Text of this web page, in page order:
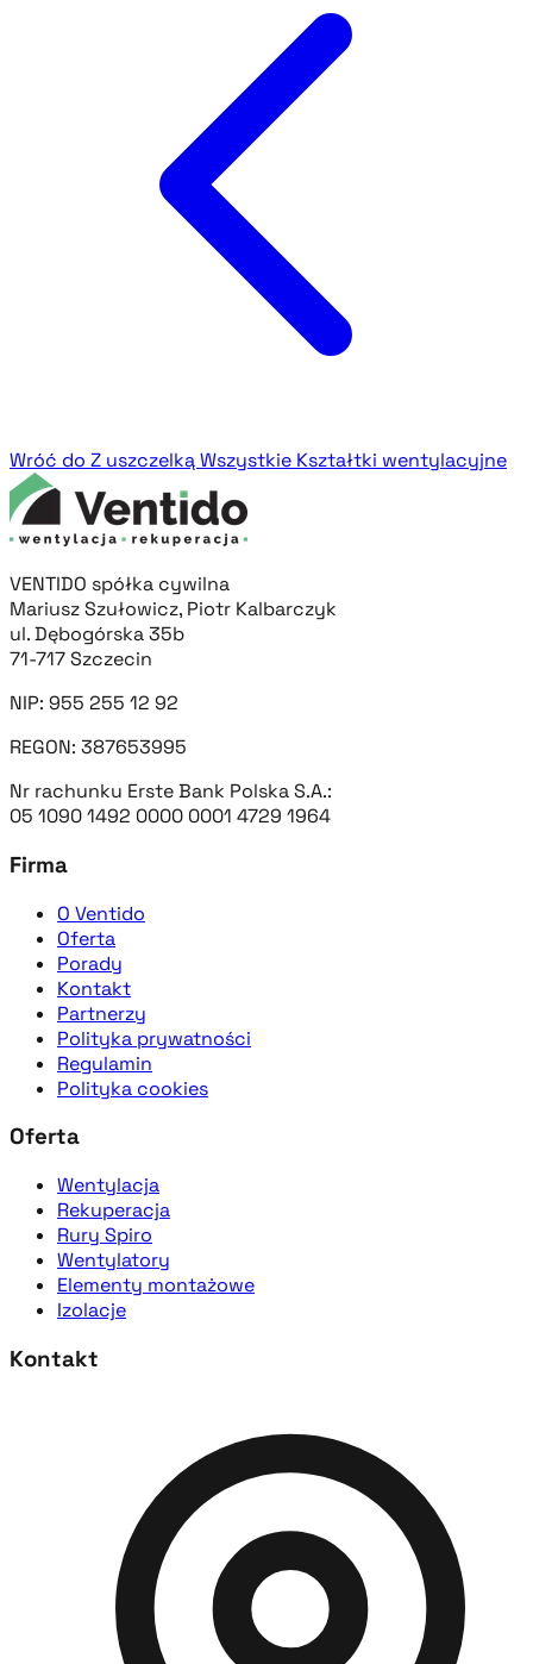
Wróć do Z uszczelkąWszystkie Kształtki wentylacyjne
VENTIDO spółka cywilna
Mariusz Szułowicz, Piotr Kalbarczyk
ul. Dębogórska 35b
71-717 Szczecin
NIP: 955 255 12 92
REGON: 387653995
Nr rachunku Erste Bank Polska S.A.:
05 1090 1492 0000 0001 4729 1964
Firma
O Ventido
Oferta
Porady
Kontakt
Partnerzy
Polityka prywatności
Regulamin
Polityka cookies
Oferta
Wentylacja
Rekuperacja
Rury Spiro
Wentylatory
Elementy montażowe
Izolacje
Kontakt